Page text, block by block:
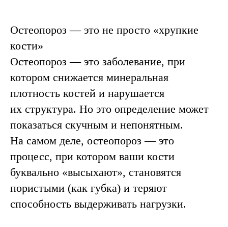
Остеопороз — это не просто «хрупкие
кости»
Остеопороз — это заболевание, при
котором снижается минеральная
плотность костей и нарушается
их структура. Но это определение может
показаться скучным и непонятным.
На самом деле, остеопороз — это
процесс, при котором ваши кости
буквально «высыхают», становятся
пористыми (как губка) и теряют
способность выдерживать нагрузки.
ЗДОРОВАЯ КОСТЬ
структура
Нормальная кость:
Плотная, твёрдая, как чугун;
При падении с полметра может
быть синяк, но редко перелом;
Мышцы и связки амортизируют
часть удара, кость берёт остальное
и выдерживает.